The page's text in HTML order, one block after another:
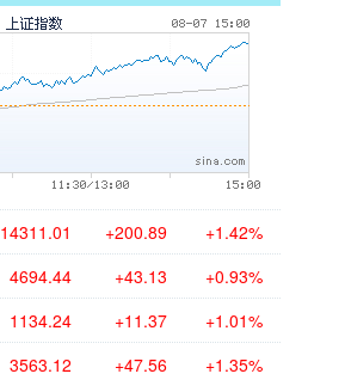
14311.01 +200.89 +1.42%
4694.44 +43.13 +0.93%
1134.24 +11.37 +1.01%
3563.12 +47.56 +1.35%